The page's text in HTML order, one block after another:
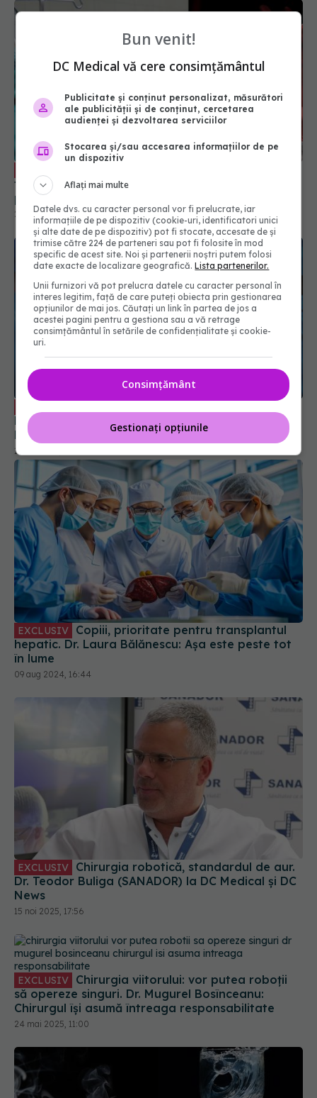
făcută și la ce interval de timp. Atenție dacă ai
peste 45 de ani. Marțian: Sfântul screening
pentru cancerul de colon și cancerul colorectal
22 apr 2023, 09:49
Dan-Răzvan Benția: E un fel de Waze sau Google
Maps. Este fabuloasă! Vă dați seama?
13 dec 2023, 19:00
EXCLUSIV
hepatic. Dr. Laura Bălănescu: Așa este peste tot
în lume
09 aug 2024, 16:44
EXCLUSIV
Dr. Teodor Buliga (SANADOR) la DC Medical și DC
News
15 noi 2025, 17:56
EXCLUSIV
să opereze singuri. Dr. Mugurel Bosînceanu:
Chirurgul își asumă întreaga responsabilitate
24 mai 2025, 11:00
Bun venit!
DC Medical vă cere consimțământul
Publicitate și conținut personalizat, măsurători
ale publicității și de conținut, cercetarea
audienței și dezvoltarea serviciilor
Stocarea și/sau accesarea informațiilor de pe
un dispozitiv
Aflați mai multe
Datele dvs. cu caracter personal vor fi prelucrate, iar
informațiile de pe dispozitiv (cookie-uri, identificatori unici
și alte date de pe dispozitiv) pot fi stocate, accesate de și
trimise către 224 de parteneri sau pot fi folosite în mod
specific de acest site. Noi și partenerii noștri putem folosi
date exacte de localizare geografică.Lista partenerilor.
Unii furnizori vă pot prelucra datele cu caracter personal în
interes legitim, față de care puteți obiecta prin gestionarea
opțiunilor de mai jos. Căutați un link în partea de jos a
acestei pagini pentru a gestiona sau a vă retrage
consimțământul în setările de confidențialitate și cookie-
uri.
Consimțământ
Gestionați opțiunile